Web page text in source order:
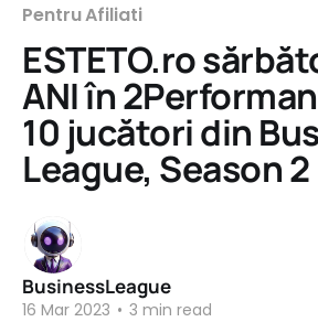
Pentru Afiliati
ESTETO.ro
ANI în
10 jucători din
League, Season 2
BusinessLeague
16 Mar 2023 • 3 min read